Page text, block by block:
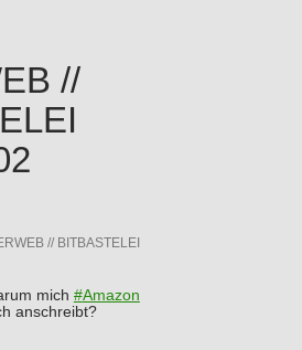
//
// BITBASTELEI
mich #Amazon
anschreibt?